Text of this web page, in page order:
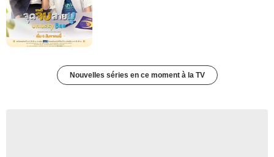
Nouvelles séries en ce moment à la TV